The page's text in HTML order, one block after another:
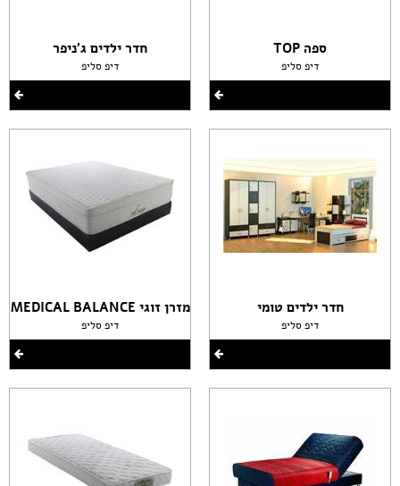
ספה TOP
דיפ סליפ
חדר ילדים טומי
דיפ סליפ
חדר ילדים ג'ניפר
דיפ סליפ
מזרן זוגי MEDICAL BALANCE
דיפ סליפ